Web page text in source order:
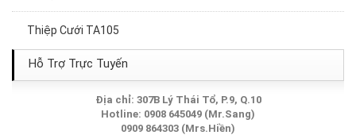
Thiệp Cưới TA105
Thiệp Cưới TA126
Thiệp Cưới TA127
Hỗ Trợ Trực Tuyến
Địa chỉ: 307B Lý Thái Tổ, P.9, Q.10
Hotline: 0908 645049 (Mr.Sang)
0909 864303 (Mrs.Hiền)